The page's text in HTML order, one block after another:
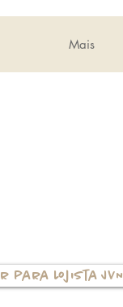
Mais
para Lojista JVN